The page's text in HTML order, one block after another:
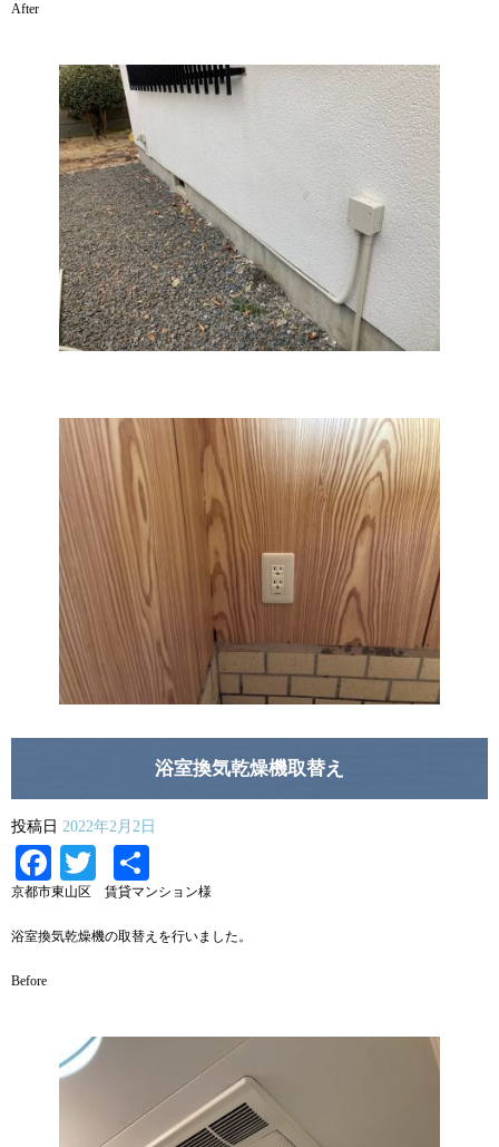
After
浴室換気乾燥機取替え
投稿日 2022年2月2日
Facebook
Twitter
有
京都市東山区 賃貸マンション様
浴室換気乾燥機の取替えを行いました。
Before